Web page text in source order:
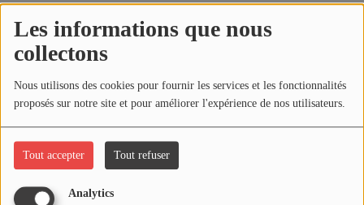
Les informations que nous
collectons
Nous utilisons des cookies pour fournir les services et les fonctionnalités
proposés sur notre site et pour améliorer l'expérience de nos utilisateurs.
Tout accepter Tout refuser
Analytics
NOS PROGRAMMES COURTS
ARCHIVES - SAISONS PASSÉES
VOS ÉMISSIONS EN IMAGES
PHOTOS
ANNONCEURS & ESPACE PRO
VOTRE PUBLICITÉ SUR PONTACQ RADIO
Écouter le podcast
Télécharger le podcast
Réécoutez l'émission ÇA PART EN LIVE du mardi 08 septembre
2020 !